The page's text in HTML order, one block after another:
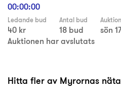
00:00:00
Ledande bud
40 kr
Antal bud
18 bud
sön
Auktionen har avslutats
Hitta fler av Myrornas